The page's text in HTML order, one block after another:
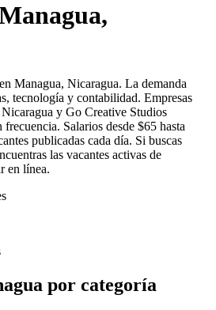
Managua, Nicaragua. La demanda
tecnología y contabilidad. Empresas
y Go Creative Studios
Salarios desde $65 hasta
publicadas cada día. Si buscas
las vacantes activas de
en línea.
por categoría